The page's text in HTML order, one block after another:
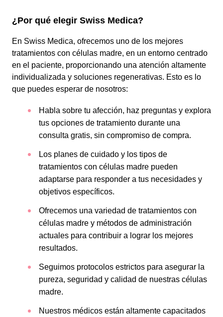
¿Por qué elegir Swiss Medica?
En Swiss Medica, ofrecemos uno de los mejores
tratamientos con células madre, en un entorno centrado
en el paciente, proporcionando una atención altamente
individualizada y soluciones regenerativas. Esto es lo
que puedes esperar de nosotros:
Habla sobre tu afección, haz preguntas y explora
tus opciones de tratamiento durante una
consulta gratis, sin compromiso de compra.
Los planes de cuidado y los tipos de
tratamientos con células madre pueden
adaptarse para responder a tus necesidades y
objetivos específicos.
Ofrecemos una variedad de tratamientos con
células madre y métodos de administración
actuales para contribuir a lograr los mejores
resultados.
Seguimos protocolos estrictos para asegurar la
pureza, seguridad y calidad de nuestras células
madre.
Nuestros médicos están altamente capacitados